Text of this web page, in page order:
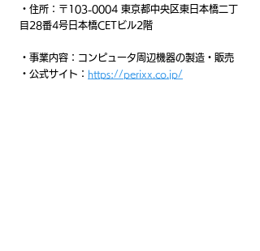
・住所：〒103-0004 東京都中央区東日本橋二丁
目28番4号日本橋CETビル2階
・事業内容：コンピュータ周辺機器の製造・販売
・公式サイト： https://perixx.co.jp/